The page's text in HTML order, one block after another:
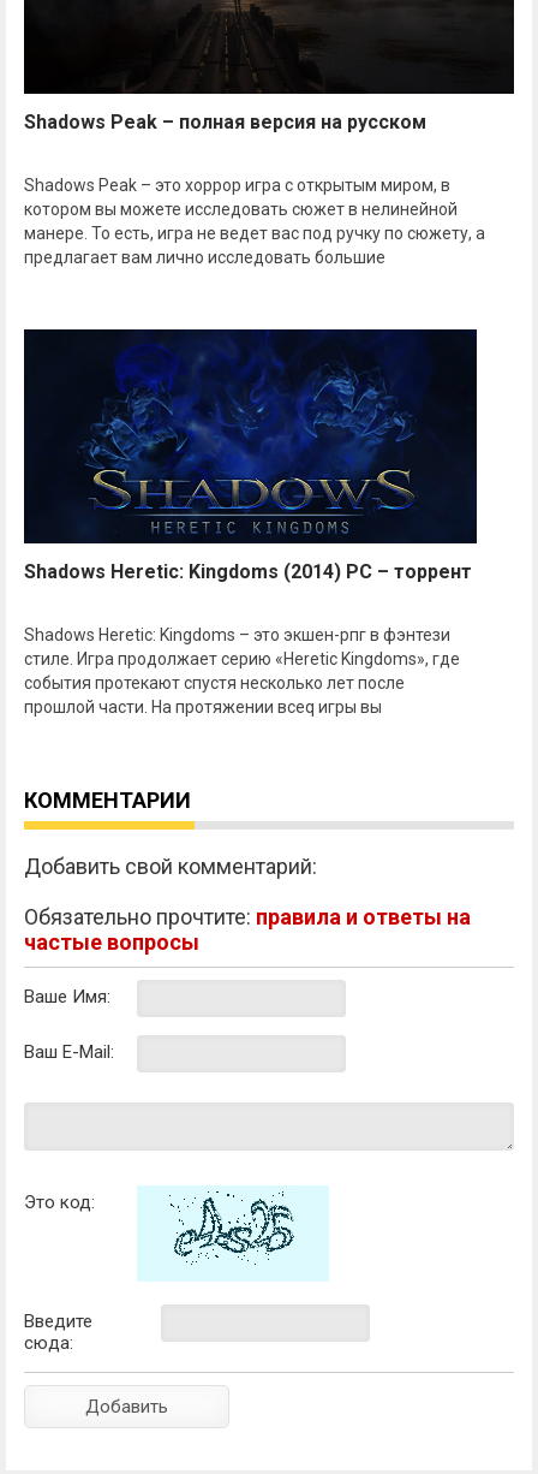
Shadows Peak – полная версия на русском
Shadows Peak – это хоррор игра с открытым миром, в
котором вы можете исследовать сюжет в нелинейной
манере. То есть, игра не ведет вас под ручку по сюжету, а
предлагает вам лично исследовать большие
Shadows Heretic: Kingdoms (2014) PC – торрент
Shadows Heretic: Kingdoms – это экшен-рпг в фэнтези
стиле. Игра продолжает серию «Heretic Kingdoms», где
события протекают спустя несколько лет после
прошлой части. На протяжении всеq игры вы
КОММЕНТАРИИ
Добавить свой комментарий:
Обязательно прочтите: правила и ответы на
частые вопросы
Ваше Имя:
Ваш E-Mail:
Это код:
Введите
сюда: